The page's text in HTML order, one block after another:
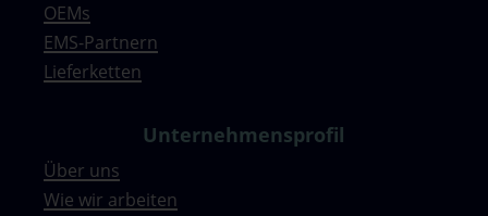
OEMs
EMS-Partnern
Lieferketten
Unternehmensprofil
Über uns
Wie wir arbeiten